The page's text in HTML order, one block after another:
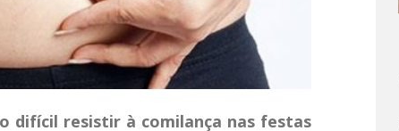
difícil resistir à comilança nas festas